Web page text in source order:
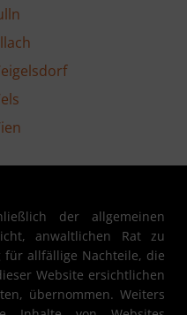
der allgemeinen
anwaltlichen Rat zu
allfällige Nachteile, die
Website ersichtlichen
übernommen. Weiters